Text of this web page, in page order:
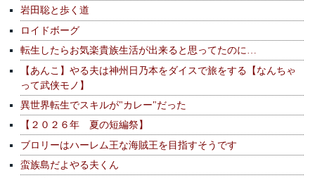
岩田聡と歩く道
ロイドボーグ
転生したらお気楽貴族生活が出来ると思ってたのに…
【あんこ】やる夫は神州日乃本をダイスで旅をする【なんちゃ
って武侠モノ】
異世界転生でスキルが"カレー"だった
【２０２６年 夏の短編祭】
ブロリーはハーレム王な海賊王を目指すそうです
蛮族島だよやる夫くん